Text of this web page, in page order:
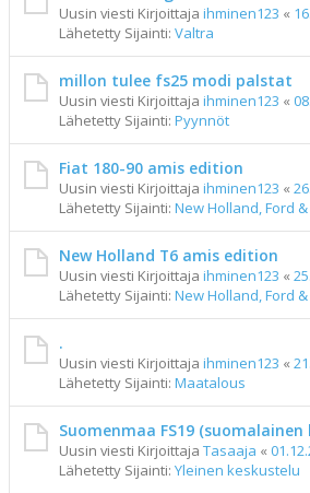
Uusin viesti Kirjoittaja ihminen123 «
Lähetetty Sijainti: Valtra
millon tulee fs25 modi palstat
Uusin viesti Kirjoittaja ihminen123 «
Lähetetty Sijainti: Pyynnöt
Fiat 180-90 amis edition
Uusin viesti Kirjoittaja ihminen123 «
Lähetetty Sijainti: New Holland, Ford &
New Holland T6 amis edition
Uusin viesti Kirjoittaja ihminen123 «
Lähetetty Sijainti: New Holland, Ford &
.
Uusin viesti Kirjoittaja ihminen123 «
Lähetetty Sijainti: Maatalous
Suomenmaa FS19
Uusin viesti Kirjoittaja Tasaaja «
Lähetetty Sijainti: Yleinen keskustelu